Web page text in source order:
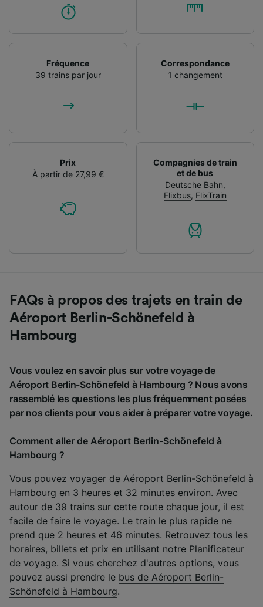
Fréquence
39 trains par jour
Correspondance
1 changement
Prix
À partir de 27,99 €
Compagnies de train
et de bus
Deutsche Bahn,
Flixbus, FlixTrain
FAQs à propos des trajets en train de
Aéroport Berlin-Schönefeld à
Hambourg
Vous voulez en savoir plus sur votre voyage de
Aéroport Berlin-Schönefeld à Hambourg ? Nous avons
rassemblé les questions les plus fréquemment posées
par nos clients pour vous aider à préparer votre voyage.
Comment aller de Aéroport Berlin-Schönefeld à
Hambourg ?
Vous pouvez voyager de Aéroport Berlin-Schönefeld à
Hambourg en 3 heures et 32 minutes environ. Avec
autour de 39 trains sur cette route chaque jour, il est
facile de faire le voyage. Le train le plus rapide ne
prend que 2 heures et 46 minutes. Retrouvez tous les
horaires, billets et prix en utilisant notre Planificateur
de voyage. Si vous cherchez d'autres options, vous
pouvez aussi prendre le bus de Aéroport Berlin-
Schönefeld à Hambourg.